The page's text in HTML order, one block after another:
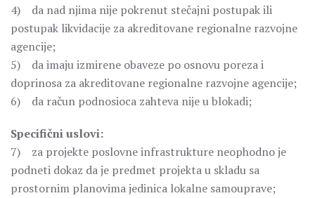
4) da nad njima nije pokrenut stečajni postupak ili
postupak likvidacije za akreditovane regionalne razvojne
agencije;
5) da imaju izmirene obaveze po osnovu poreza i
doprinosa za akreditovane regionalne razvojne agencije;
6) da račun podnosioca zahteva nije u blokadi;
Specifični uslovi:
7) za projekte poslovne infrastrukture neophodno je
podneti dokaz da je predmet projekta u skladu sa
prostornim planovima jedinica lokalne samouprave;